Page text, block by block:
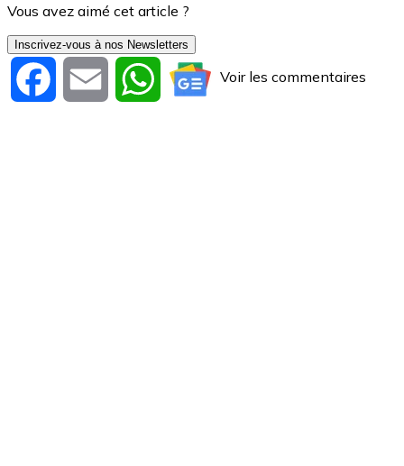
Vous avez aimé cet article ?
Inscrivez-vous à nos Newsletters
Facebook Email WhatsAppVoir les commentaires